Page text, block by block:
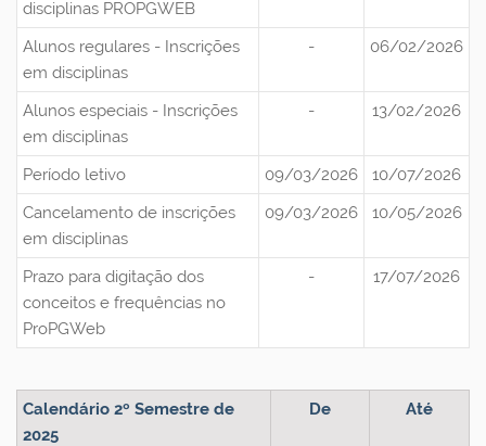
disciplinas PROPGWEB
Alunos regulares - Inscrições
em disciplinas
- 06/02/2026
Alunos especiais - Inscrições
em disciplinas
- 13/02/2026
Período letivo 09/03/2026
10/07/2026
Cancelamento de inscrições
em disciplinas
09/03/2026 10/05/2026
Prazo para digitação dos
conceitos e frequências no
ProPGWeb
- 17/07/2026
Calendário 2º Semestre de
2025
De Até